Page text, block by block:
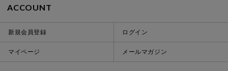
ACCOUNT
新規会員登録 ログイン
マイページ メールマガジン